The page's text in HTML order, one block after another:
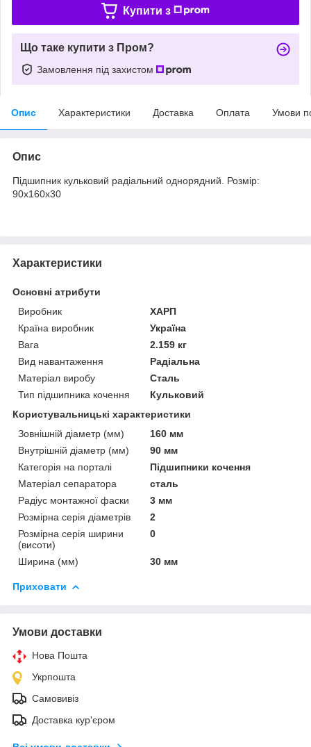
Купити з
Що таке купити з Пром?
Замовлення під захистом
Опис Характеристики Доставка Оплата Умови
Опис
Підшипник кульковий радіальний однорядний. Розмір:
90х160х30
Характеристики
Основні атрибути
Виробник
ХАРП
Країна виробник
Україна
Вага
2.159 кг
Вид навантаження
Радіальна
Матеріал виробу
Сталь
Тип підшипника кочення
Кульковий
Користувальницькі характеристики
Зовнішній діаметр (мм)
160 мм
Внутрішній діаметр (мм)
90 мм
Категорія на порталі
Підшипники кочення
Матеріал сепаратора
сталь
Радіус монтажної фаски
3 мм
Розмірна серія діаметрів
2
Розмірна серія ширини
(висоти)
0
Ширина (мм) 30 мм
Приховати
Умови доставки
Нова Пошта
Укрпошта
Самовивіз
Доставка кур'єром